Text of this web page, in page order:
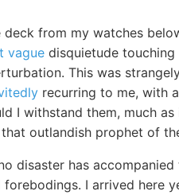
deck from my watches
vague disquietude
This was
recurring to me, with
I withstand them, much
outlandish prophet of
disaster has
I arrived here